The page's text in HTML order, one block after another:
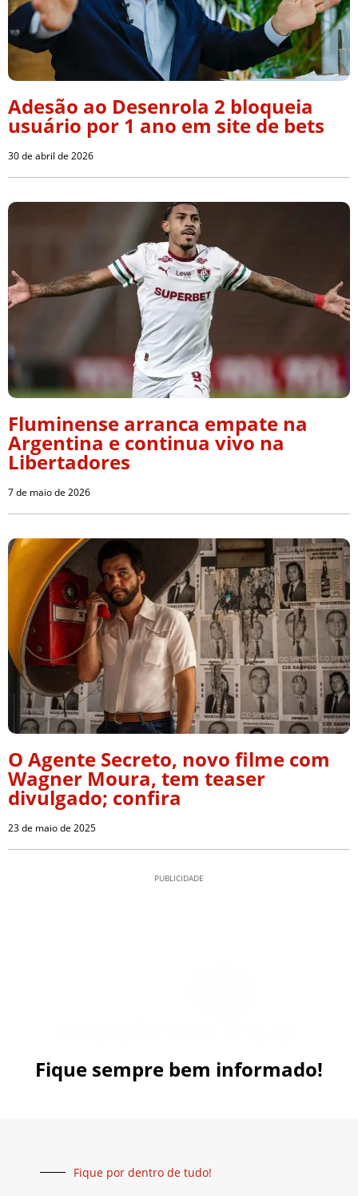
Adesão ao Desenrola 2 bloqueia
usuário por 1 ano em site de bets
30 de abril de 2026
Fluminense arranca empate na
Argentina e continua vivo na
Libertadores
7 de maio de 2026
O Agente Secreto, novo filme com
Wagner Moura, tem teaser
divulgado; confira
23 de maio de 2025
PUBLICIDADE
Fique sempre bem informado!
Fique por dentro de tudo!